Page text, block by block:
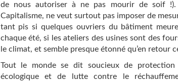
de nous autoriser à ne pas mourir de soif
Capitalisme, ne veut surtout pas imposer de
tant pis si quelques ouvriers du bâtiment
chaque été, si les ateliers des usines sont des
le climat, et semble presque étonné qu’en retour
Tout le monde se dit soucieux de protection
écologique et de lutte contre le